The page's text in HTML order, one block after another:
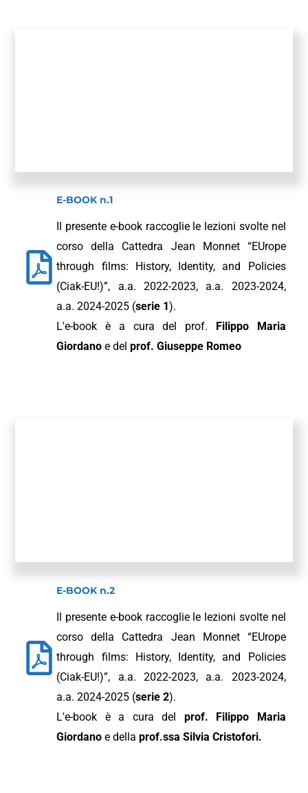
E-BOOK n.1
Il presente e-book raccoglie le lezioni svolte nel
corso della Cattedra Jean Monnet “EUrope
through films: History, Identity, and Policies
(Ciak-EU!)”, a.a. 2022-2023, a.a. 2023-2024,
a.a. 2024-2025 (serie 1).
L'e-book è a cura del prof.
Filippo Maria
Giordano e delprof. Giuseppe Romeo
E-BOOK n.2
Il presente e-book raccoglie le lezioni svolte nel
corso della Cattedra Jean Monnet “EUrope
through films: History, Identity, and Policies
(Ciak-EU!)”, a.a. 2022-2023, a.a. 2023-2024,
a.a. 2024-2025 (serie 2).
L'e-book è a cura del prof. Filippo Maria
Giordano e dellaprof.ssa Silvia Cristofori.